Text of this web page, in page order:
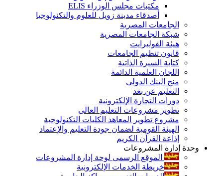
مكتبات مجلس الوزراء ELIS
أصدقاء مدينة زويل للعلوم والتكنولوجيا
الجامعات المصرية
شبكة الجامعات المصرية
هيئة الفولبرايت
قانون تنظيم الجامعات
كتابة السيرة الذاتية
اللجان العلمية الدائمة
منح البنك الدولى
التعليم عن بعد
دورات التجارة الإلكترونية
تطوير مشروعات التعليم العالى
مشروع تطوير المعاهد الكليات التكنولوجية
الهيئة القومية لضمان جودة التعليم والإعتماد
إذاعة القرآن الكريم
وحدة إدارة المشروعات
الموقع الرسمى لوحة إدارة المشروعات
خريطة الخدمات الإلكترونية